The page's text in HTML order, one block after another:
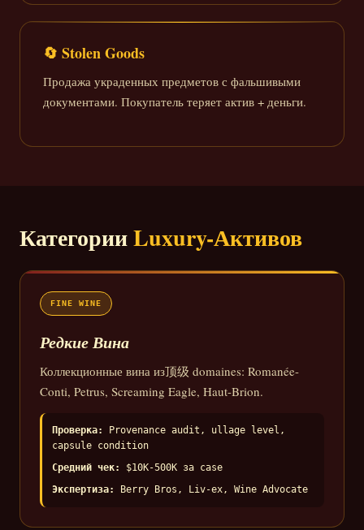
🔄 Stolen Goods
Продажа украденных предметов с фальшивыми
документами. Покупатель теряет актив + деньги.
КатегорииLuxury-Активов
FINE WINE
Редкие Вина
Коллекционные вина из顶级 domaines: Romanée-
Conti, Petrus, Screaming Eagle, Haut-Brion.
Проверка:
Provenance audit, ullage level,
capsule condition
Средний чек:
$10K-500K за case
Экспертиза:
Berry Bros, Liv-ex, Wine Advocate